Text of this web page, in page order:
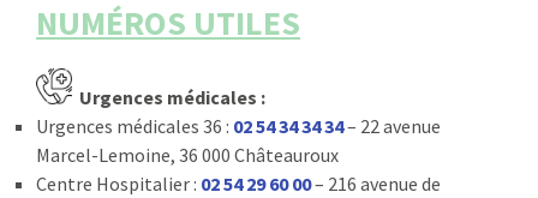
NUMÉROS UTILES
Urgences médicales :
Urgences médicales 36 : 02 54 34 34 34– 22 avenue
Marcel-Lemoine, 36 000 Châteauroux
Centre Hospitalier : 02 54 29 60 00– 216 avenue de